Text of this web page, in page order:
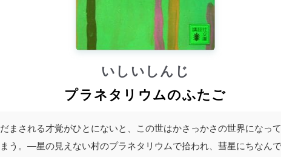
いしいしんじ
プラネタリウムのふたご
だまされる才覚がひとにないと、この世はかさっかさの世界になっ
まう。―星の見えない村のプラネタリウムで拾われ、彗星にちなん